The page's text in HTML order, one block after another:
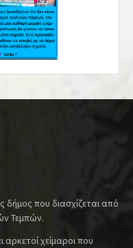
δήμος που διασχίζεται από
Τεμπών.
χείμαροι που